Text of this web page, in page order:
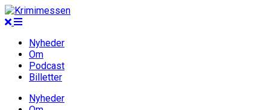
Nyheder
Om
Podcast
Billetter
Nyheder